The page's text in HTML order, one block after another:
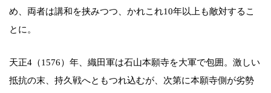
め、両者は講和を挟みつつ、かれこれ10年以上も敵対するこ
とに。
天正4（1576）年、織田軍は石山本願寺を大軍で包囲。激しい
抵抗の末、持久戦へともつれ込むが、次第に本願寺側が劣勢